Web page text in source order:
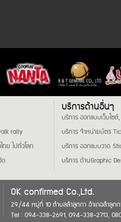
rally
ทย ไปทั่วโลก
ด
บริการด้านอื่นๆ
บริการ ออกแบบเว็บไซ
บริการ จำหน่ายบัตร
บริการ ออกแบบวาด
บริการ ด้านGraphic
OK confirmed Co.,Ltd.
29/44 หมู่ที่ 10 ตำบลลำลูกกา อำเภอลำลูก
Tel : 094-338-2691, 094-338-2713,